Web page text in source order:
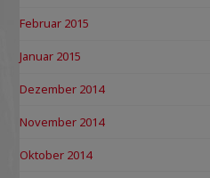
Februar 2015
Januar 2015
Dezember 2014
November 2014
Oktober 2014